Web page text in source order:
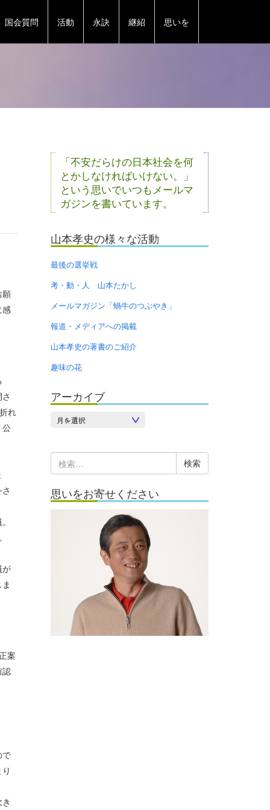
国会質問 活動 永訣 継紹 思いを
願
感
れ
公
が
案
認
で
「不安だらけの日本社会を何
とかしなければいけない。」
という思いでいつもメールマ
ガジンを書いています。
山本孝史の様々な活動
最後の選挙戦
考・動・人 山本たかし
メールマガジン「蝸牛のつぶやき」
報道・メディアへの掲載
山本孝史の著書のご紹介
趣味の花
アーカイブ
カ
索:
思いをお寄せください